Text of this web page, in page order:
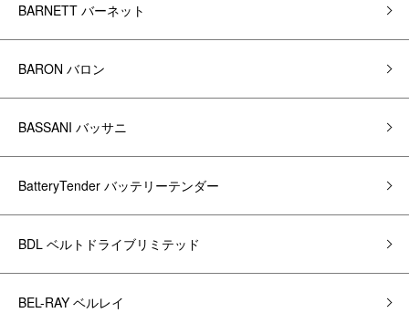
BARNETT バーネット
BARON バロン
BASSANI バッサニ
BatteryTender バッテリーテンダー
BDL ベルトドライブリミテッド
BEL-RAY ベルレイ